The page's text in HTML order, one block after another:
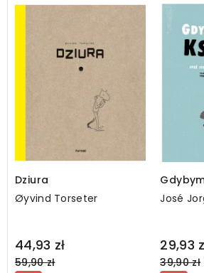
Dziura
Øyvind Torseter
44,93 zł
Regular
price
59,90 zł
José
29,93
price
39,90 zł